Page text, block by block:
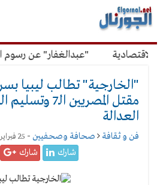
القائمة
الرئيسية
"عبدالغفار" عن رسوم
"الخارجية" تطالب ليبيا
مقتل المصريين
العدالة
فن و ثقافة صحافة وصحفيين - 25 فبراير 2014 2:39 ص
شارك شارك